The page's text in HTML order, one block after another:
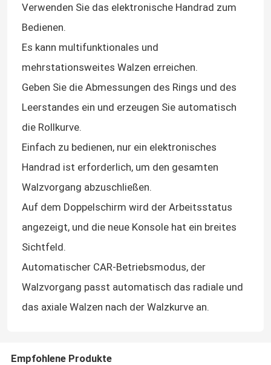
Verwenden Sie das elektronische Handrad zum
Bedienen.
Es kann multifunktionales und
mehrstationsweites Walzen erreichen.
Geben Sie die Abmessungen des Rings und des
Leerstandes ein und erzeugen Sie automatisch
die Rollkurve.
Einfach zu bedienen, nur ein elektronisches
Handrad ist erforderlich, um den gesamten
Walzvorgang abzuschließen.
Auf dem Doppelschirm wird der Arbeitsstatus
angezeigt, und die neue Konsole hat ein breites
Sichtfeld.
Automatischer CAR-Betriebsmodus, der
Walzvorgang passt automatisch das radiale und
das axiale Walzen nach der Walzkurve an.
Empfohlene Produkte